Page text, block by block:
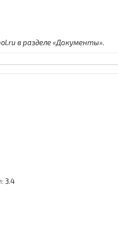
в разделе «Документы».
3.4